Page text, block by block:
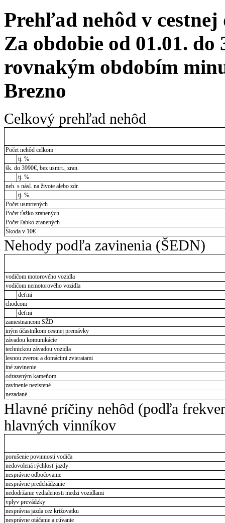
Prehľad nehôd v cestnej
Za obdobie od 01.01. do
rovnakým obdobím
Brezno
Celkový prehľad nehôd
Počet nehôd celkom
tj. %
šk. do 3990€, bez usmrt., zran.
tj. %
neh. s násl. na živote alebo zdr.
tj. %
Počet usmrtených
Počet ťažko zranených
Počet ľahko zranených
Škoda v 10€
Nehody podľa zavinenia (ŠEDN)
vodičom motorového vozidla
vodičom nemotorového vozidla
deťmi
chodcom
deťmi
zamestnancom SŽD
iným účastníkom cestnej premávky
závadou komunikácie
technickou závadou vozidla
lesnou zverou a domácimi zvieratami
iné zavinenie
odrazeným kameňom
zavinenie nezistené
nezadané
Hlavné príčiny nehôd (podľa
hlavných vinníkov
porušenie povinnosti vodiča
nedovolená rýchlosť jazdy
nesprávne odbočovanie
nesprávne predchádzanie
nedodržanie vzdialenosti medzi vozidlami
vplyv prevádzky
nesprávna jazda cez križovatku
nesprávne otáčanie a cúvanie